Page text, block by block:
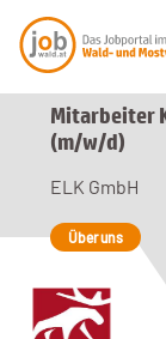
Mitarbeiter
(m/w/d)
ELK GmbH
Über uns